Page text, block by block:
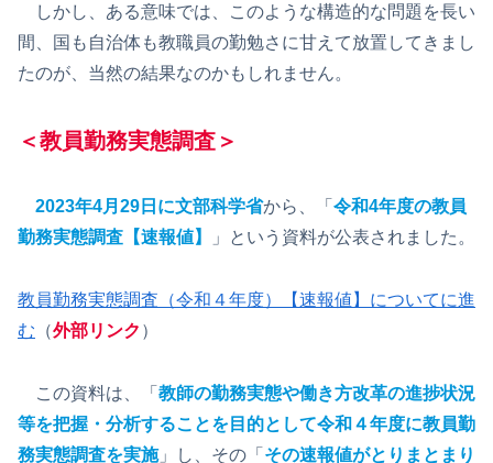
しかし、ある意味では、このような構造的な問題を長い
間、国も自治体も教職員の勤勉さに甘えて放置してきまし
たのが、当然の結果なのかもしれません。
＜教員勤務実態調査＞
2023年4月29日に文部科学省から、「 令和4年度の教員
勤務実態調査【速報値】
」という資料が公表されました。
教員勤務実態調査（令和４年度）【速報値】についてに進
む （外部リンク ）
この資料は、「 教師の勤務実態や働き方改革の進捗状況
等を把握・分析することを目的として令和４年度に教員勤
務実態調査を実施」し、その「 その速報値がとりまとまり